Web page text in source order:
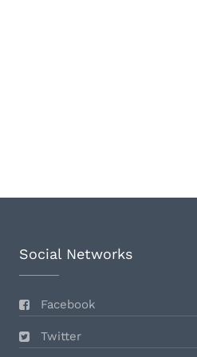
Social Networks
Facebook
Twitter